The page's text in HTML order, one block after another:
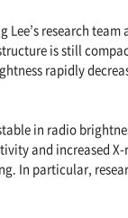
research
is still
rapidly
in radio
and increased
In particular,